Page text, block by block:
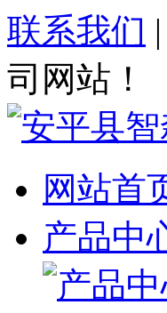
联系我们 |
司网站！
网站首
产品中